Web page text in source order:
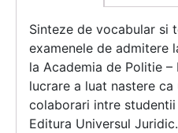
Sinteze de vocabular si
examenele de admitere
la Academia de Politie
lucrare a luat nastere
colaborari intre
Editura Universul